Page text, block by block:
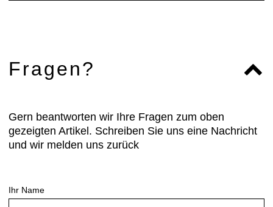
Fragen?
Gern beantworten wir Ihre Fragen zum oben
gezeigten Artikel. Schreiben Sie uns eine Nachricht
und wir melden uns zurück
Ihr Name